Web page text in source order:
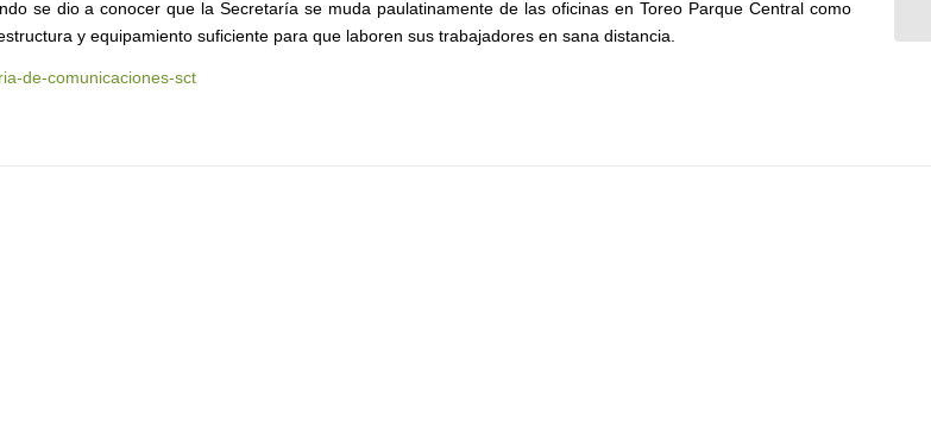
se dio a conocer que la Secretaría se muda paulatinamente de las oficinas en Toreo Parque Central como
y equipamiento suficiente para que laboren sus trabajadores en sana distancia.
de-comunicaciones-sct